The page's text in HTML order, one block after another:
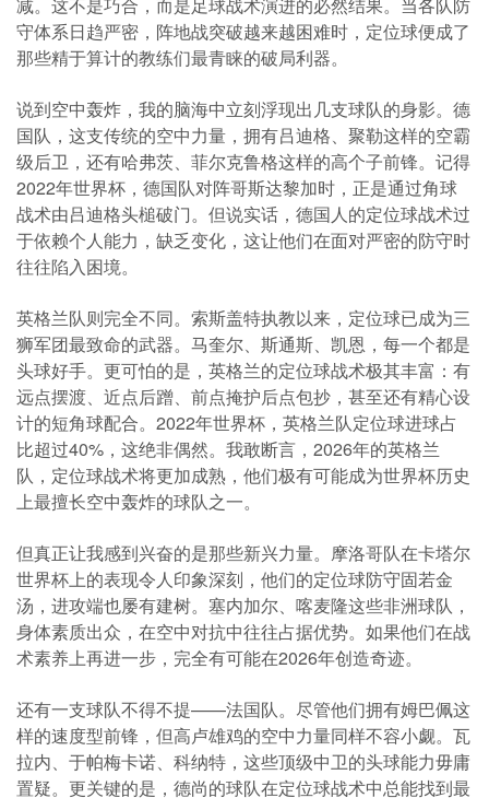
守体系日趋严密，阵地战突破越来越困难时，定位球便成了
那些精于算计的教练们最青睐的破局利器。
说到空中轰炸，我的脑海中立刻浮现出几支球队的身影。德
国队，这支传统的空中力量，拥有吕迪格、聚勒这样的空霸
级后卫，还有哈弗茨、菲尔克鲁格这样的高个子前锋。记得
2022年世界杯，德国队对阵哥斯达黎加时，正是通过角球
战术由吕迪格头槌破门。但说实话，德国人的定位球战术过
于依赖个人能力，缺乏变化，这让他们在面对严密的防守时
往往陷入困境。
英格兰队则完全不同。索斯盖特执教以来，定位球已成为三
狮军团最致命的武器。马奎尔、斯通斯、凯恩，每一个都是
头球好手。更可怕的是，英格兰的定位球战术极其丰富：有
远点摆渡、近点后蹭、前点掩护后点包抄，甚至还有精心设
计的短角球配合。2022年世界杯，英格兰队定位球进球占
比超过40%，这绝非偶然。我敢断言，2026年的英格兰
队，定位球战术将更加成熟，他们极有可能成为世界杯历史
上最擅长空中轰炸的球队之一。
但真正让我感到兴奋的是那些新兴力量。摩洛哥队在卡塔尔
世界杯上的表现令人印象深刻，他们的定位球防守固若金
汤，进攻端也屡有建树。塞内加尔、喀麦隆这些非洲球队，
身体素质出众，在空中对抗中往往占据优势。如果他们在战
术素养上再进一步，完全有可能在2026年创造奇迹。
还有一支球队不得不提——法国队。尽管他们拥有姆巴佩这
样的速度型前锋，但高卢雄鸡的空中力量同样不容小觑。瓦
拉内、于帕梅卡诺、科纳特，这些顶级中卫的头球能力毋庸
置疑。更关键的是，德尚的球队在定位球战术中总能找到最